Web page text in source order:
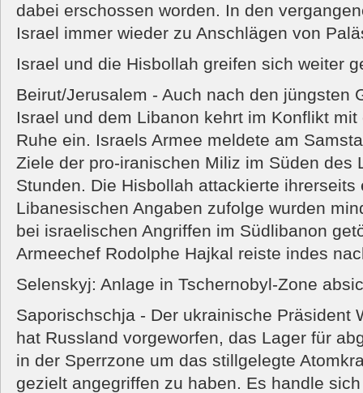
dabei erschossen worden. In den
Israel immer wieder zu Anschlägen von
Israel und die Hisbollah greifen sich weiter
Beirut/Jerusalem - Auch nach den jüngsten
Israel und dem Libanon kehrt im Konflikt
Ruhe ein. Israels Armee meldete am
Ziele der pro-iranischen Miliz im Süden des
Stunden. Die Hisbollah attackierte
Libanesischen Angaben zufolge wurden
bei israelischen Angriffen im Südlibanon
Armeechef Rodolphe Hajkal reiste indes
Selenskyj: Anlage in Tschernobyl-Zone
Saporischschja - Der ukrainische Präsident
hat Russland vorgeworfen, das Lager für
in der Sperrzone um das stillgelegte
gezielt angegriffen zu haben. Es handle